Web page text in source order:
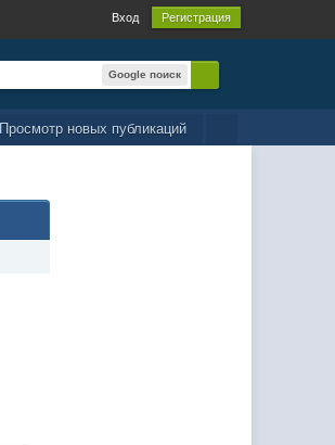
Вход Регистрация
Google поиск
Просмотр новых публикаций